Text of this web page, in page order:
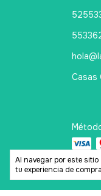
Al navegar por este sitio
tu experiencia de
Casas